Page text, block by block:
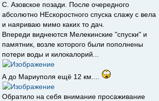
С. Азовское позади. После очередного
абсолютно НЕскоростного спуска слажу с вела
и наяриваю мимо каких то дач.
Впереди виднеются Мелекинские "спуски" и
памятник, возле которого были пополнены
потери воды и килокалорий...
А до Мариуполя ещё 12 км....
Обратило на себя внимание просаживание